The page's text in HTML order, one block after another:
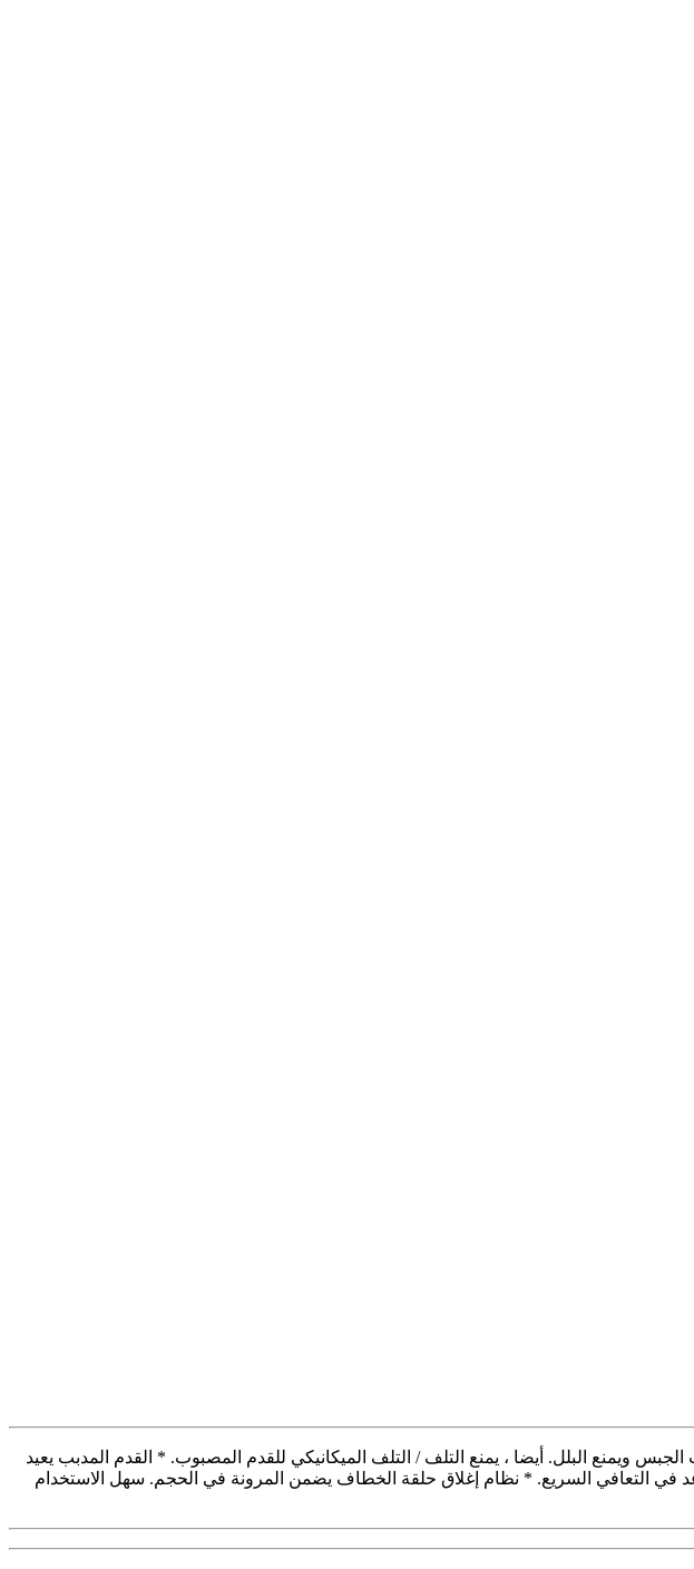
ويمنع البلل. أيضا ، يمنع التلف / التلف الميكانيكي للقدم المصبوب. * القدم المدبب يعيد
السريع. * نظام إغلاق حلقة الخطاف يضمن المرونة في الحجم. سهل الاستخدام